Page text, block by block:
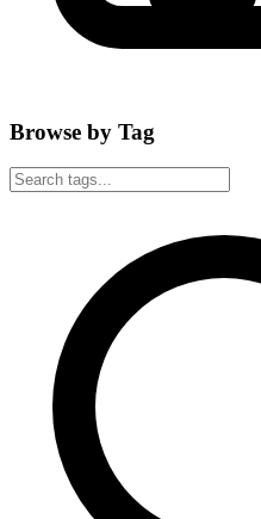
Browse by Tag